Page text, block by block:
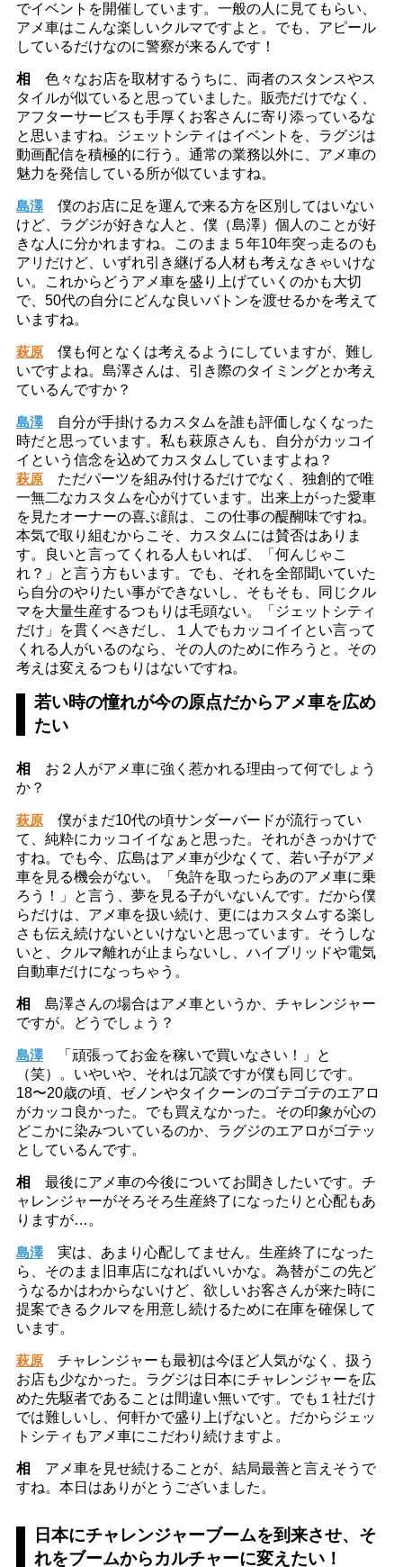
でイベントを開催しています。一般の人に見てもらい、
アメ車はこんな楽しいクルマですよと。でも、アピール
しているだけなのに警察が来るんです！
相
色々なお店を取材するうちに、両者のスタンスやス
タイルが似ていると思っていました。販売だけでなく、
アフターサービスも手厚くお客さんに寄り添っているな
と思いますね。ジェットシティはイベントを、ラグジは
動画配信を積極的に行う。通常の業務以外に、アメ車の
魅力を発信している所が似ていますね。
島澤僕のお店に足を運んで来る方を区別してはいない
けど、ラグジが好きな人と、僕（島澤）個人のことが好
きな人に分かれますね。このまま５年10年突っ走るのも
アリだけど、いずれ引き継げる人材も考えなきゃいけな
い。これからどうアメ車を盛り上げていくのかも大切
で、50代の自分にどんな良いバトンを渡せるかを考えて
いますね。
萩原僕も何となくは考えるようにしていますが、難し
いですよね。島澤さんは、引き際のタイミングとか考え
ているんですか？
島澤自分が手掛けるカスタムを誰も評価しなくなった
時だと思っています。私も萩原さんも、自分がカッコイ
イという信念を込めてカスタムしていますよね？
萩原ただパーツを組み付けるだけでなく、独創的で唯
一無二なカスタムを心がけています。出来上がった愛車
を見たオーナーの喜ぶ顔は、この仕事の醍醐味ですね。
本気で取り組むからこそ、カスタムには賛否はありま
す。良いと言ってくれる人もいれば、「何んじゃこ
れ？」と言う方もいます。でも、それを全部聞いていた
ら自分のやりたい事ができないし、そもそも、同じクル
マを大量生産するつもりは毛頭ない。「ジェットシティ
だけ」を貫くべきだし、１人でもカッコイイとい言って
くれる人がいるのなら、その人のために作ろうと。その
考えは変えるつもりはないですね。
若い時の憧れが今の原点だからアメ車を広め
たい
相
お２人がアメ車に強く惹かれる理由って何でしょう
か？
萩原僕がまだ10代の頃サンダーバードが流行ってい
て、純粋にカッコイイなぁと思った。それがきっかけで
すね。でも今、広島はアメ車が少なくて、若い子がアメ
車を見る機会がない。「免許を取ったらあのアメ車に乗
ろう！」と言う、夢を見る子がいないんです。だから僕
らだけは、アメ車を扱い続け、更にはカスタムする楽し
さも伝え続けないといけないと思っています。そうしな
いと、クルマ離れが止まらないし、ハイブリッドや電気
自動車だけになっちゃう。
相
島澤さんの場合はアメ車というか、チャレンジャー
ですが。どうでしょう？
島澤「頑張ってお金を稼いで買いなさい！」と
（笑）。いやいや、それは冗談ですが僕も同じです。
18〜20歳の頃、ゼノンやタイクーンのゴテゴテのエアロ
がカッコ良かった。でも買えなかった。その印象が心の
どこかに染みついているのか、ラグジのエアロがゴテッ
としているんです。
相
最後にアメ車の今後についてお聞きしたいです。チ
ャレンジャーがそろそろ生産終了になったりと心配もあ
りますが…。
島澤実は、あまり心配してません。生産終了になった
ら、そのまま旧車店になればいいかな。為替がこの先ど
うなるかはわからないけど、欲しいお客さんが来た時に
提案できるクルマを用意し続けるために在庫を確保して
います。
萩原チャレンジャーも最初は今ほど人気がなく、扱う
お店も少なかった。ラグジは日本にチャレンジャーを広
めた先駆者であることは間違い無いです。でも１社だけ
では難しいし、何軒かで盛り上げないと。だからジェッ
トシティもアメ車にこだわり続けますよ。
相
アメ車を見せ続けることが、結局最善と言えそうで
すね。本日はありがとうございました。
日本にチャレンジャーブームを到来させ、そ
れをブームからカルチャーに変えたい！